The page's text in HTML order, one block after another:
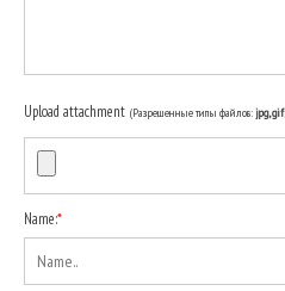
Upload attachment (Разрешенные типы файлов:jpg,
Name:*